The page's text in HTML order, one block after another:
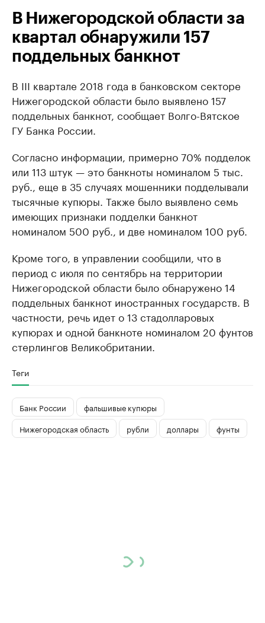
В Нижегородской области за
квартал обнаружили 157
поддельных банкнот
В III квартале 2018 года в банковском секторе
Нижегородской области было выявлено 157
поддельных банкнот, сообщает Волго-Вятское
ГУ Банка России.
Согласно информации, примерно 70% подделок
или 113 штук — это банкноты номиналом 5 тыс.
руб., еще в 35 случаях мошенники подделывали
тысячные купюры. Также было выявлено семь
имеющих признаки подделки банкнот
номиналом 500 руб., и две номиналом 100 руб.
Кроме того, в управлении сообщили, что в
период с июля по сентябрь на территории
Нижегородской области было обнаружено 14
поддельных банкнот иностранных государств. В
частности, речь идет о 13 стадолларовых
купюрах и одной банкноте номиналом 20 фунтов
стерлингов Великобритании.
Теги
Банк России
фальшивые купюры
Нижегородская область
рубли доллары фунты